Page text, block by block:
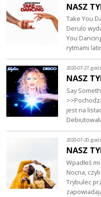
NASZ
Take You
Derulo
You
rytmami
2020-07-27,
NASZ
Say
jest na
2020-07-20,
NASZ
Wpadłeś
Nocna,
Trybulec